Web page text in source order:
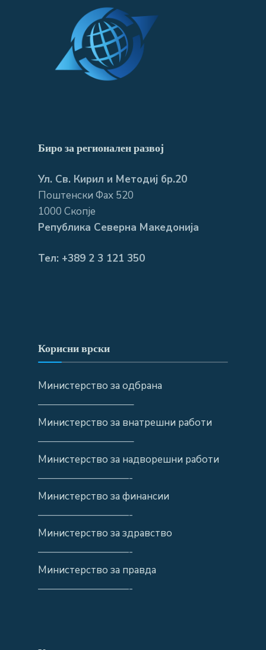
Биро за регионален развој
Ул. Св. Кирил и Методиј бр.20
Поштенски Фах 520
1000 Скопје
Република Северна Македонија
Тел: +389 2 3 121 350
Корисни врски
Министерство за одбрана
—————————–
Министерство за внатрешни работи
—————————–
Министерство за надворешни работи
—————————-
Министерство за финансии
—————————-
Министерство за здравство
—————————-
Министерство за правда
—————————-